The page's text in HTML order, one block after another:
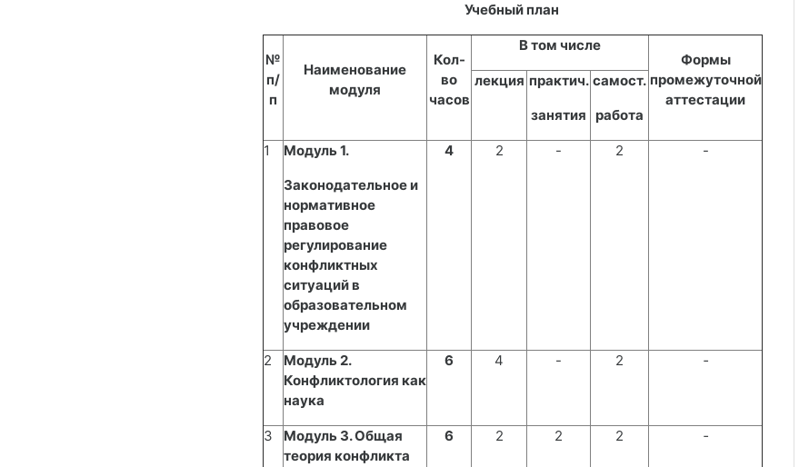
Учебный план
№
п/
п
Наименование
модуля
Кол-
во
часов
В том числе
Формы
промежуточной
аттестации
лекция практич.
занятия
самост.
работа
1
Модуль 1.
Законодательное и
нормативное
правовое
регулирование
конфликтных
ситуаций в
образовательном
учреждении
4 2 - 2 -
2
Модуль 2.
Конфликтология как
наука
6 4 - 2 ‑
3
Модуль 3. Общая
теория конфликта
6 2 2 2 ‑